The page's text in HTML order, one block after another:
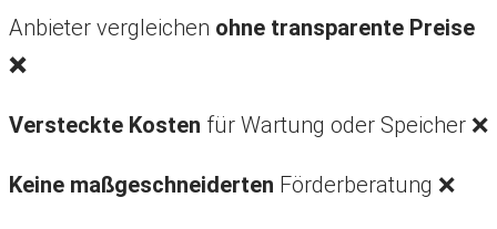
Anbieter vergleichen ohne transparente Preise
❌
Versteckte Kosten für Wartung oder Speicher ❌
Keine maßgeschneiderten Förderberatung ❌